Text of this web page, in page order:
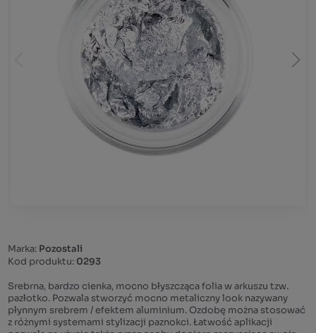
Marka: Pozostali
Kod produktu: 0293
Srebrna, bardzo cienka, mocno błyszcząca folia w arkuszu tzw.
pazłotko. Pozwala stworzyć mocno metaliczny look nazywany
płynnym srebrem / efektem aluminium. Ozdobę można stosować
z różnymi systemami stylizacji paznokci. Łatwość aplikacji